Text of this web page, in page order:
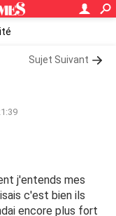
Sujet Suivant
j'entends mes
c'est bien ils
encore plus fort